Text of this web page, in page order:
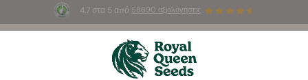
4.7 στα 5 από 58690 αξιολογήσεις
3 σπόρους White Widow AutoΔΩΡΕΑΝ για τους